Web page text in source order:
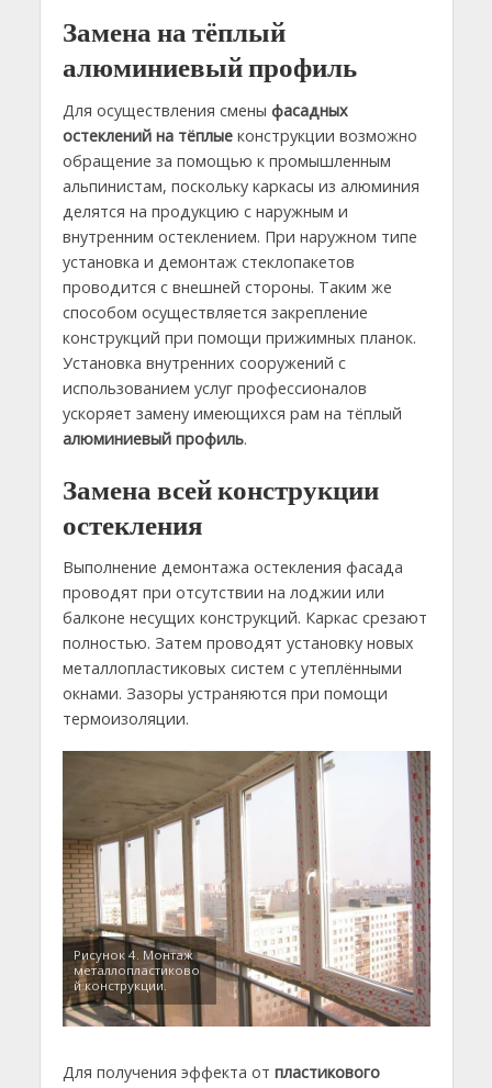
Замена на тёплый
алюминиевый профиль
Для осуществления смены фасадных
остеклений на тёплые конструкции возможно
обращение за помощью к промышленным
альпинистам, поскольку каркасы из алюминия
делятся на продукцию с наружным и
внутренним остеклением. При наружном типе
установка и демонтаж стеклопакетов
проводится с внешней стороны. Таким же
способом осуществляется закрепление
конструкций при помощи прижимных планок.
Установка внутренних сооружений с
использованием услуг профессионалов
ускоряет замену имеющихся рам на тёплый
алюминиевый профиль.
Замена всей конструкции
остекления
Выполнение демонтажа остекления фасада
проводят при отсутствии на лоджии или
балконе несущих конструкций. Каркас срезают
полностью. Затем проводят установку новых
металлопластиковых систем с утеплёнными
окнами. Зазоры устраняются при помощи
термоизоляции.
Рисунок 4. Монтаж
металлопластиково
й конструкции.
Для получения эффекта от пластикового